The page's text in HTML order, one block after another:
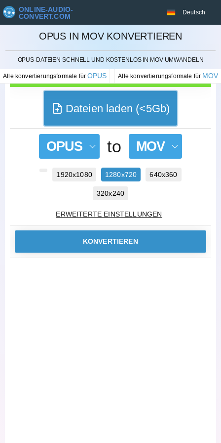
ONLINE-AUDIO-
CONVERT.COM
Deutsch
OPUS IN MOV KONVERTIEREN
OPUS-DATEIEN SCHNELL UND KOSTENLOS IN MOV UMWANDELN
Alle konvertierungsformate fürOPUS Alle konvertierungsformate für MOV
STORNIEREN
Dateien laden (<5Gb)
OPUS to MOV
1920x1080 1280x720 640x360
320x240
ERWEITERTE EINSTELLUNGEN
KONVERTIEREN